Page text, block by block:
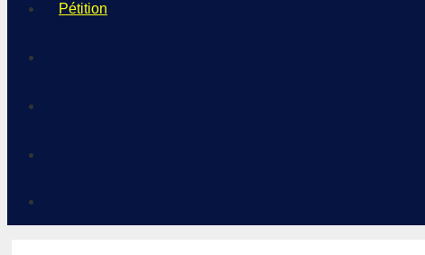
Pétition